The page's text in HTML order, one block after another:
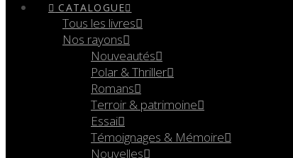
CATALOGUE
Tous les livres
Nos rayons
Nouveautés
Polar & Thriller
Romans
Terroir & patrimoine
Essai
Témoignages & Mémoire
Nouvelles